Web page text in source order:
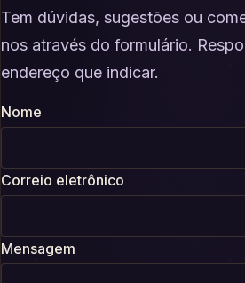
Tem dúvidas, sugestões ou
nos através do formulário.
endereço que indicar.
Nome
Correio eletrônico
Mensagem